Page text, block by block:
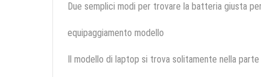
Due semplici modi per trovare la batteria giusta
equipaggiamento modello
Il modello di laptop si trova solitamente nella